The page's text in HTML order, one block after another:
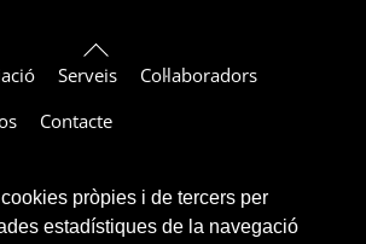
pròpies i de tercers per
estadístiques de la navegació
Back
To
Top
Serveis
Col·laboradors
Contacte